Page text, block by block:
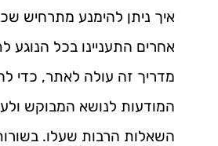
איך ניתן להימנע מתרחיש
אחרים התעניינו בכל הנוגע
מדריך זה עולה לאתר, כדי
המודעות לנושא המבוקש
השאלות הרבות שעלו.